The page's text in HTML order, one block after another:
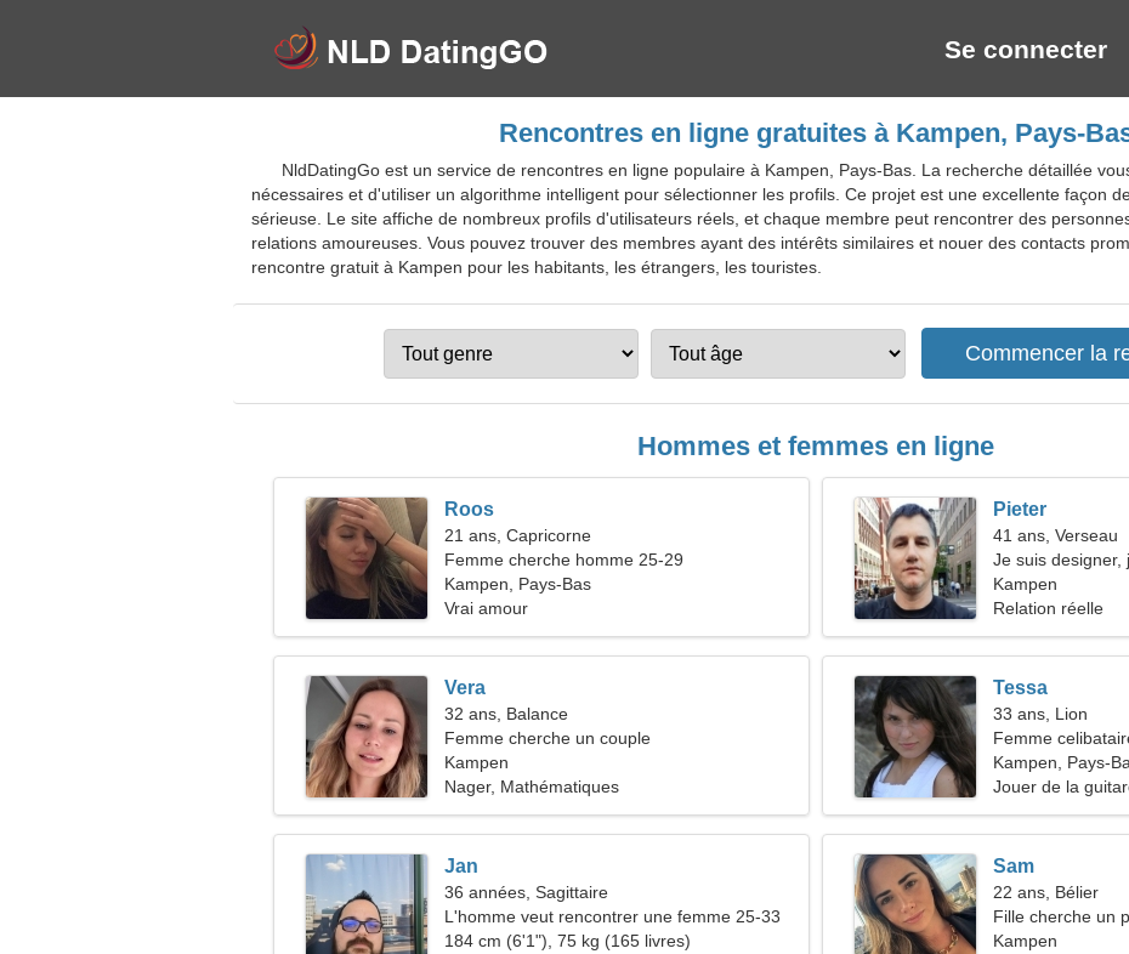
Se connecter
Rencontres en ligne gratuites à Kampen, Pays-
NldDatingGo est un service de rencontres en ligne populaire à Kampen, Pays-Bas. La recherche détaillée
nécessaires et d'utiliser un algorithme intelligent pour sélectionner les profils. Ce projet est une excellente façon
sérieuse. Le site affiche de nombreux profils d'utilisateurs réels, et chaque membre peut rencontrer des
relations amoureuses. Vous pouvez trouver des membres ayant des intérêts similaires et nouer des contacts
rencontre gratuit à Kampen pour les habitants, les étrangers, les touristes.
Hommes et femmes en ligne
Roos
21 ans, Capricorne
Femme cherche homme 25-29
Kampen, Pays-Bas
Vrai amour
Pieter
41 ans, Verseau
Je suis designer,
svelte
Kampen
Relation réelle
Vera
32 ans, Balance
Femme cherche un couple
Kampen
Nager, Mathématiques
Tessa
33 ans, Lion
Femme
Kampen, Pays-
Jouer de la
Jan
36 années, Sagittaire
L'homme veut rencontrer une femme 25-33
184 cm (6'1"), 75 kg (165 livres)
Sam
22 ans, Bélier
Fille cherche un
Kampen